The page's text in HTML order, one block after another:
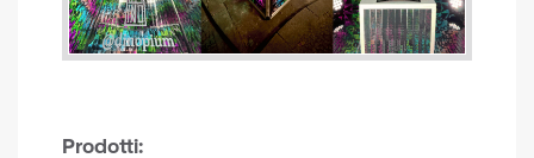
Prodotti: